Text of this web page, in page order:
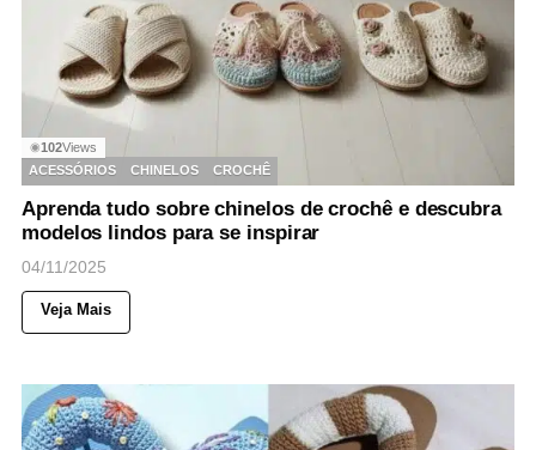
◉102Views
ACESSÓRIOS
CHINELOS CROCHÊ
Aprenda tudo sobre chinelos de crochê e descubra
modelos lindos para se inspirar
04/11/2025
Veja Mais